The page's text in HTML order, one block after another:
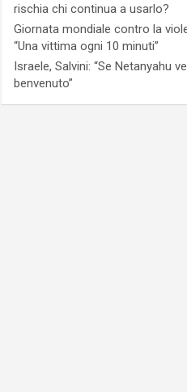
rischia chi continua a usarlo?
Giornata mondiale contro la
“Una vittima ogni 10 minuti”
Israele, Salvini: “Se Netanyahu
benvenuto”